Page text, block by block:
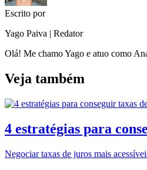
Escrito por
Yago Paiva | Redator
Olá! Me chamo Yago e atuo como
Veja também
4 estratégias para
Negociar taxas de juros mais